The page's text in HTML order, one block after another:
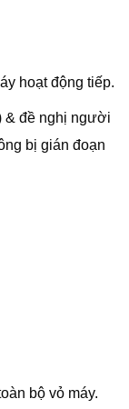
hoạt động tiếp.
& đề nghị người
bị gián đoạn
bộ vỏ máy.